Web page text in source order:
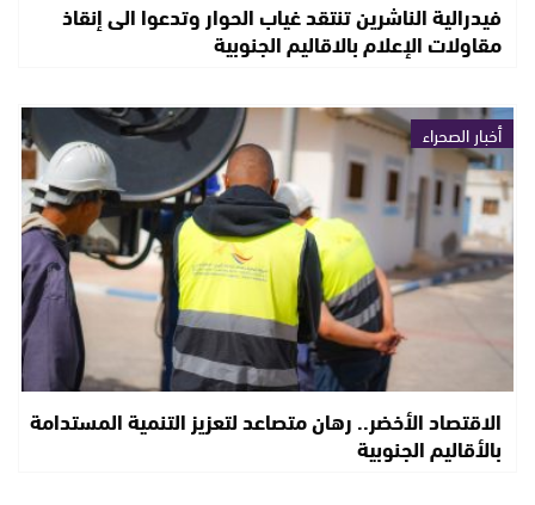
فيدرالية الناشرين تنتقد غياب الحوار وتدعوا الى إنقاذ
مقاولات الإعلام بالاقاليم الجنوبية
أخبار الصحراء
الاقتصاد الأخضر.. رهان متصاعد لتعزيز التنمية المستدامة
بالأقاليم الجنوبية